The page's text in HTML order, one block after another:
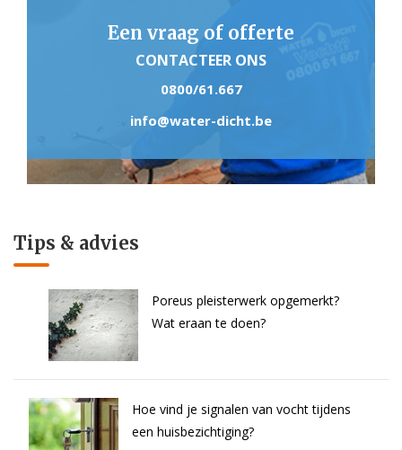
Een vraag of offerte
CONTACTEER ONS
0800/61.667
info@water-dicht.be
Tips & advies
Poreus pleisterwerk opgemerkt?
Wat eraan te doen?
Hoe vind je signalen van vocht tijdens
een huisbezichtiging?